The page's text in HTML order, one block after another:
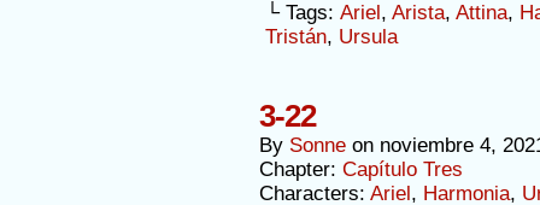
└ Tags: Ariel , Arista, Attina,
Tristán, Ursula
3-22
By Sonne on noviembre 4,
Chapter: Capítulo Tres
Characters: Ariel , Harmonia,